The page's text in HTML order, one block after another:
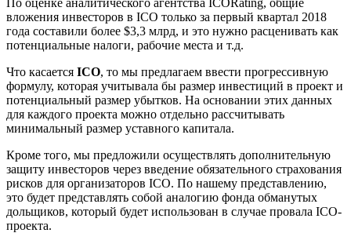
По оценке аналитического агентства ICORating, общие
вложения инвесторов в ICO только за первый квартал 2018
года составили более $3,3 млрд, и это нужно расценивать как
потенциальные налоги, рабочие места и т.д.
Что касается ICO, то мы предлагаем ввести прогрессивную
формулу, которая учитывала бы размер инвестиций в проект и
потенциальный размер убытков. На основании этих данных
для каждого проекта можно отдельно рассчитывать
минимальный размер уставного капитала.
Кроме того, мы предложили осуществлять дополнительную
защиту инвесторов через введение обязательного страхования
рисков для организаторов ICO. По нашему представлению,
это будет представлять собой аналогию фонда обманутых
дольщиков, который будет использован в случае провала ICO-
проекта.